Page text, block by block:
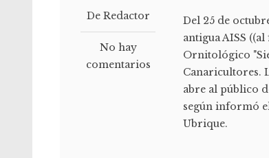
De Redactor
No hay
comentarios
Del 25 de
antigua AISS
Ornitológico
Canaricultores.
abre al público
según informó
Ubrique.